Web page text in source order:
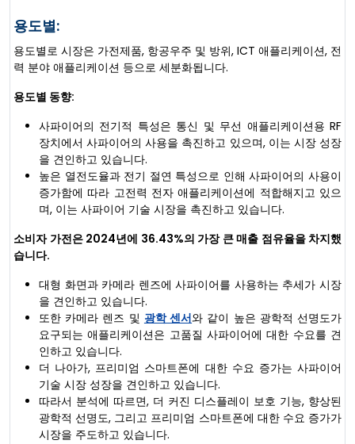
용도별:
용도별로 시장은 가전제품, 항공우주 및 방위, ICT 애플리케이션, 전
력 분야 애플리케이션 등으로 세분화됩니다.
용도별 동향:
사파이어의 전기적 특성은 통신 및 무선 애플리케이션용 RF
장치에서 사파이어의 사용을 촉진하고 있으며, 이는 시장 성장
을 견인하고 있습니다.
높은 열전도율과 전기 절연 특성으로 인해 사파이어의 사용이
증가함에 따라 고전력 전자 애플리케이션에 적합해지고 있으
며, 이는 사파이어 기술 시장을 촉진하고 있습니다.
소비자 가전은 2024년에 36.43%의 가장 큰 매출 점유율을 차지했
습니다.
대형 화면과 카메라 렌즈에 사파이어를 사용하는 추세가 시장
을 견인하고 있습니다.
또한 카메라 렌즈 및 광학 센서와 같이 높은 광학적 선명도가
요구되는 애플리케이션은 고품질 사파이어에 대한 수요를 견
인하고 있습니다.
더 나아가, 프리미엄 스마트폰에 대한 수요 증가는 사파이어
기술 시장 성장을 견인하고 있습니다.
따라서 분석에 따르면, 더 커진 디스플레이 보호 기능, 향상된
광학적 선명도, 그리고 프리미엄 스마트폰에 대한 수요 증가가
시장을 주도하고 있습니다.